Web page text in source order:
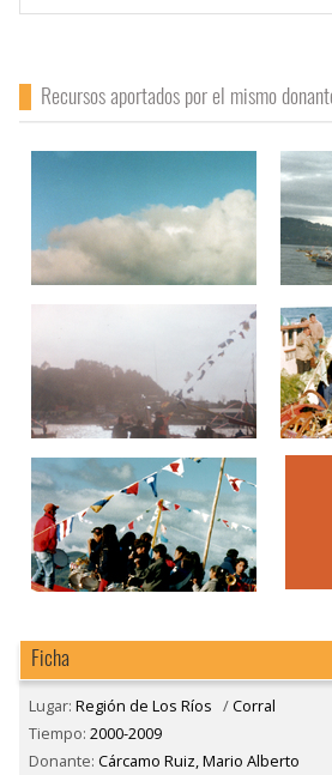
Recursos aportados por el mismo
Ficha
Lugar: Región de Los Ríos /Corral
Tiempo: 2000-2009
Donante: Cárcamo Ruiz, Mario Alberto